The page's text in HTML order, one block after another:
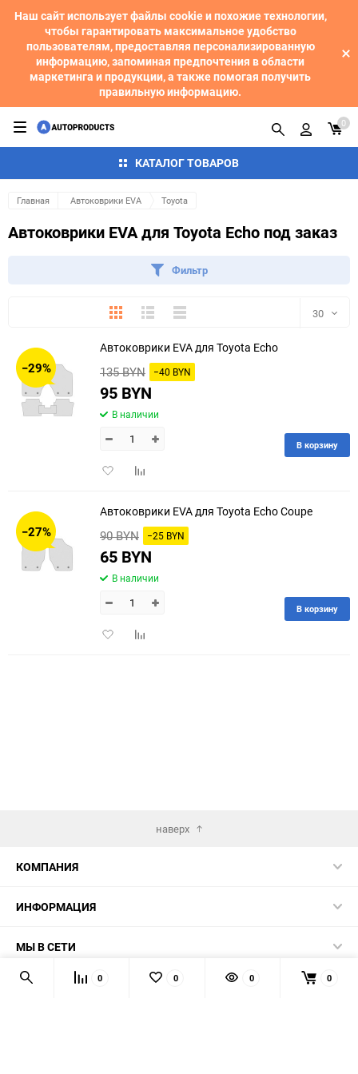
Наш сайт использует файлы cookie и похожие технологии,
чтобы гарантировать максимальное удобство
пользователям, предоставляя персонализированную
информацию, запоминая предпочтения в области
маркетинга и продукции, а также помогая получить
правильную информацию.
КАТАЛОГ ТОВАРОВ
0
Главная Автоковрики EVA Toyota
Автоковрики EVA для Toyota Echo под заказ
Фильтр
ПлиткаПодробноКомпактно 30
150
−29%
Автоковрики EVA для Toyota Echo
135 BYN −40 BYN
95 BYN
В наличии
ДобавитьДобавить
В корзину
−27%
Автоковрики EVA для Toyota Echo Coupe
90 BYN −25 BYN
65 BYN
В наличии
ДобавитьДобавить
В корзину
наверх
КОМПАНИЯ
ИНФОРМАЦИЯ
МЫ В СЕТИ
КОНТАКТЫ
0 0 0 0